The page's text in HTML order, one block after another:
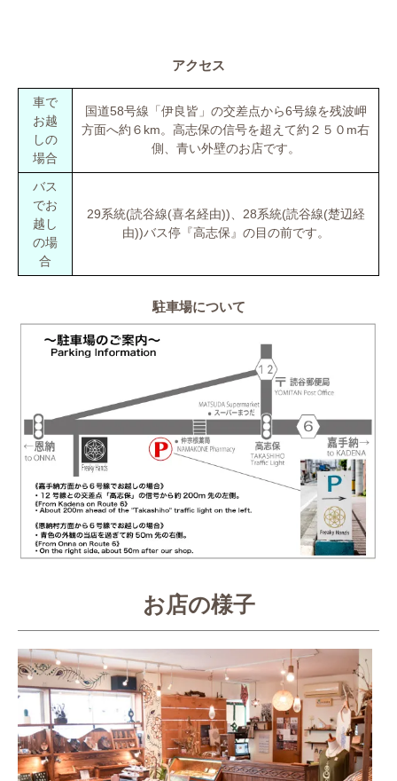
アクセス
車で
お越
しの
場合
国道58号線「伊良皆」の交差点から6号線を残波岬
方面へ約６km。高志保の信号を超えて約２５０m右
側、青い外壁のお店です。
バス
でお
越し
の場
合
29系統(読谷線(喜名経由))、28系統(読谷線(楚辺経
由))バス停『高志保』の目の前です。
駐車場について
お店の様子